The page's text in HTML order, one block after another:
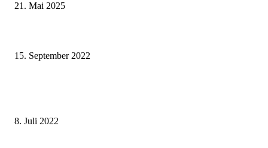
21. Mai 2025
15. September 2022
8. Juli 2022